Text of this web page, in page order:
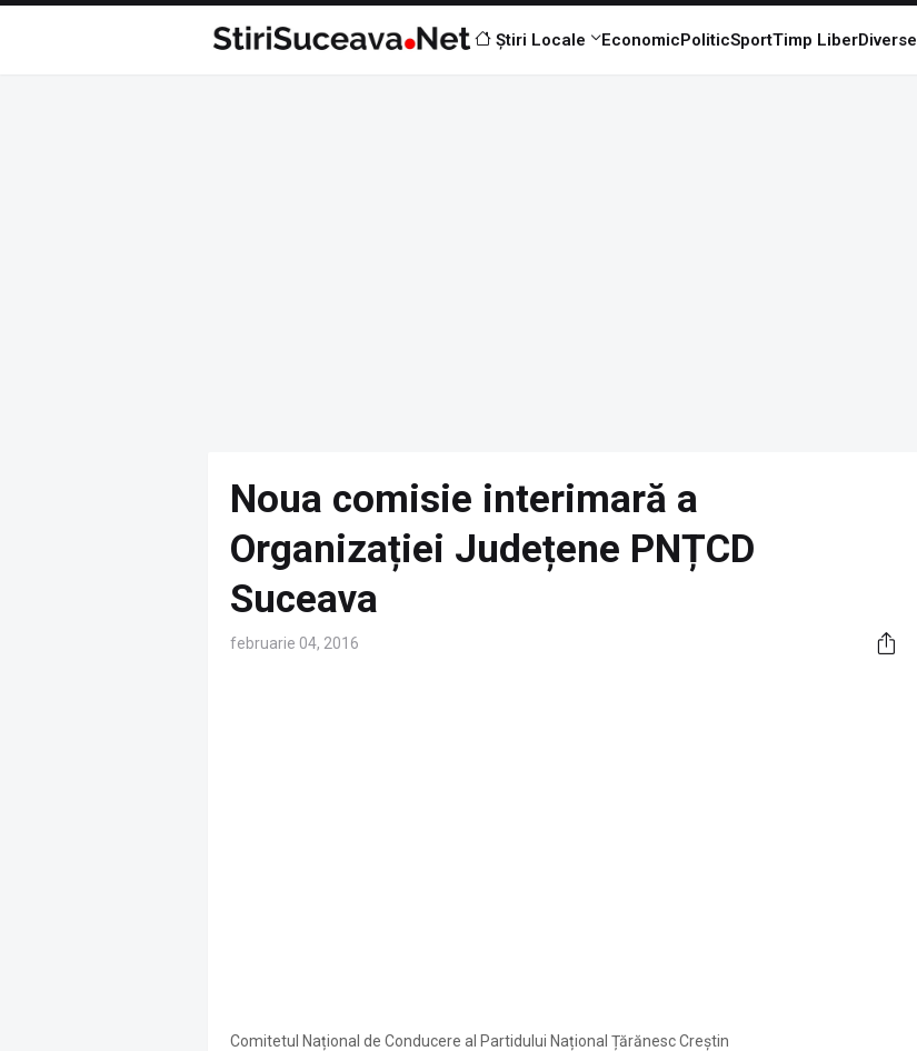
Știri Locale EconomicPoliticSportTimp LiberDiverse
Noua comisie interimară a
Organizației Județene PNȚCD
Suceava
februarie 04, 2016
Comitetul Național de Conducere al Partidului Național Țărănesc Creștin